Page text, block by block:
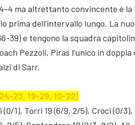
4 ma altrettanto convincente è la
prima dell’intervallo lungo. La
39) e tengono la squadra
Pezzoli, Piras l’unico in doppia
di Sarr.
23, 19-29, 10-22)
1), Torri 19 (6/9, 2/5), Croci (0/